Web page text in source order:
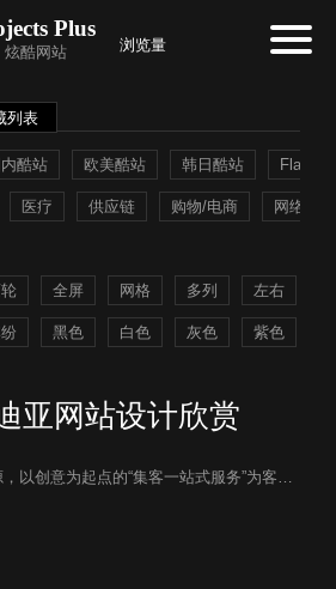
Plus
炫酷网站 浏览量
列表
内酷站 欧美酷站 韩日酷站 Flash
医疗 供应链 购物/电商 网络系统
全屏 网格 多列 左右
黑色 白色 灰色 紫色
亚网站设计欣赏
“集客一站式服务”为客户提供。下面为大家介绍吉他普利迪的想法和公司概要等。